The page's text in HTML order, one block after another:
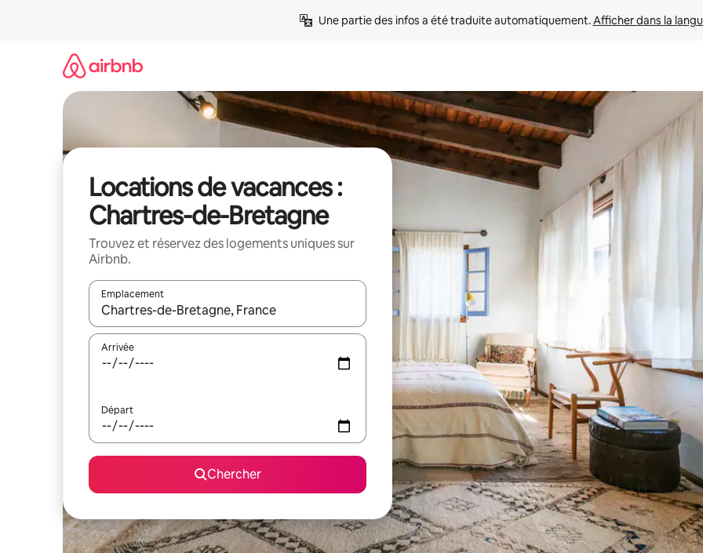
Une partie des infos a été traduite automatiquement. Afficher dans la
Locations de vacances :
Chartres-de-Bretagne
Trouvez et réservez des logements uniques sur
Airbnb.
Emplacement
Quand les résultats sont affichés, parcourez-les en utilisant les flèches vers le haut et vers le bas, ou en appuyant
Arrivée
Départ
Chercher